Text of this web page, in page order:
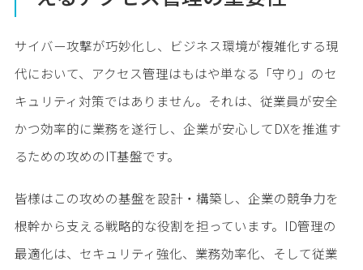
サイバー攻撃が巧妙化し、ビジネス環境が複雑化する現
代において、アクセス管理はもはや単なる「守り」のセ
キュリティ対策ではありません。それは、従業員が安全
かつ効率的に業務を遂行し、企業が安心してDXを推進す
るための攻めのIT基盤です。
皆様はこの攻めの基盤を設計・構築し、企業の競争力を
根幹から支える戦略的な役割を担っています。ID管理の
最適化は、セキュリティ強化、業務効率化、そして従業